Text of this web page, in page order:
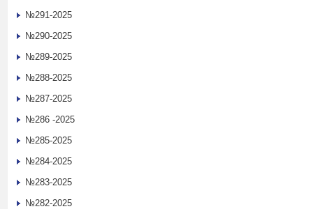
№291-2025
№290-2025
№289-2025
№288-2025
№287-2025
№286 -2025
№285-2025
№284-2025
№283-2025
№282-2025